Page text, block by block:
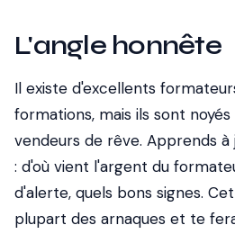
L'angle honnête
Il existe d'excellents
formations, mais ils sont
vendeurs de rêve. Apprends
: d'où vient l'argent du
d'alerte, quels bons signes.
plupart des arnaques et te